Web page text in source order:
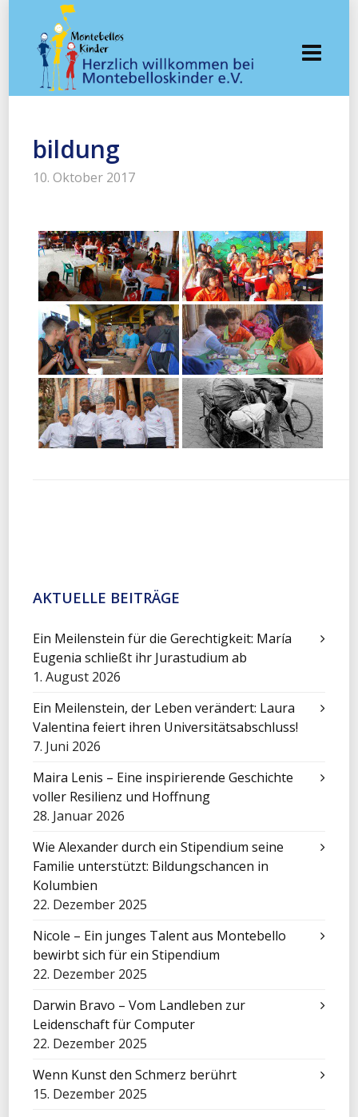
bildung
10. Oktober 2017
AKTUELLE BEITRÄGE
Ein Meilenstein für die Gerechtigkeit: María
Eugenia schließt ihr Jurastudium ab
1. August 2026
Ein Meilenstein, der Leben verändert: Laura
Valentina feiert ihren Universitätsabschluss!
7. Juni 2026
Maira Lenis – Eine inspirierende Geschichte
voller Resilienz und Hoffnung
28. Januar 2026
Wie Alexander durch ein Stipendium seine
Familie unterstützt: Bildungschancen in
Kolumbien
22. Dezember 2025
Nicole – Ein junges Talent aus Montebello
bewirbt sich für ein Stipendium
22. Dezember 2025
Darwin Bravo – Vom Landleben zur
Leidenschaft für Computer
22. Dezember 2025
Wenn Kunst den Schmerz berührt
15. Dezember 2025